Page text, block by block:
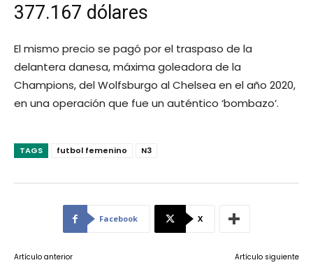
377.167 dólares
El mismo precio se pagó por el traspaso de la
delantera danesa, máxima goleadora de la
Champions, del Wolfsburgo al Chelsea en el año 2020,
en una operación que fue un auténtico ‘bombazo’.
TAGS futbol femenino N3
Facebook X
Artículo anterior Artículo siguiente